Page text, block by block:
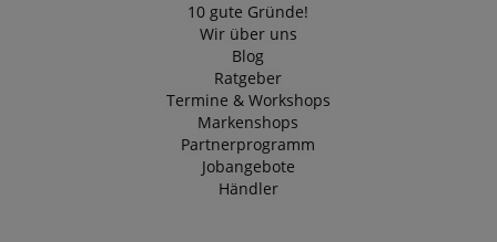
10 gute Gründe!
Wir über uns
Blog
Ratgeber
Termine & Workshops
Markenshops
Partnerprogramm
Jobangebote
Händler